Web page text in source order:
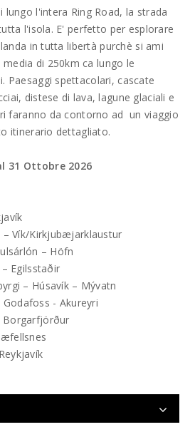
lungo l'intera Ring Road, la strada
l'isola. E' perfetto per esplorare
in tutta libertà purchè si ami
di 250km ca lungo le
Paesaggi spettacolari, cascate
distese di lava, lagune glaciali e
faranno da contorno ad un viaggio
itinerario dettagliato.
31 Ottobre 2026
– Vík/Kirkjubæjarklaustur
– Höfn
Egilsstaðir
– Húsavík – Mývatn
- Akureyri
Borgarfjörður